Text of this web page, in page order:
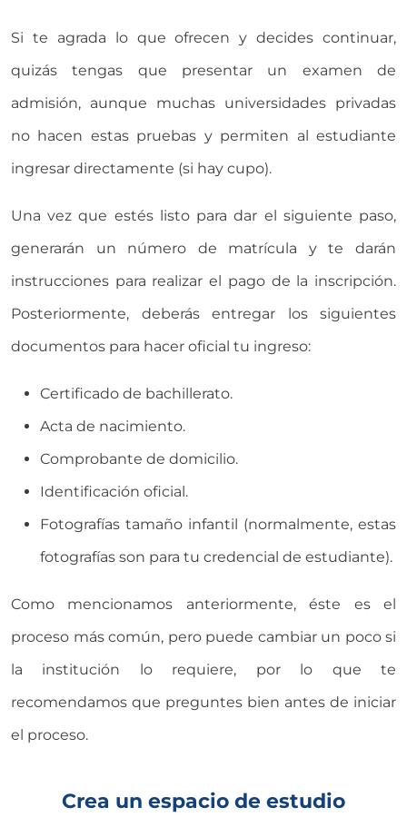
Si te agrada lo que ofrecen y decides continuar,
quizás tengas que presentar un examen de
admisión, aunque muchas universidades privadas
no hacen estas pruebas y permiten al estudiante
ingresar directamente (si hay cupo).
Una vez que estés listo para dar el siguiente paso,
generarán un número de matrícula y te darán
instrucciones para realizar el pago de la inscripción.
Posteriormente, deberás entregar los siguientes
documentos para hacer oficial tu ingreso:
Certificado de bachillerato.
Acta de nacimiento.
Comprobante de domicilio.
Identificación oficial.
Fotografías tamaño infantil (normalmente, estas
fotografías son para tu credencial de estudiante).
Como mencionamos anteriormente, éste es el
proceso más común, pero puede cambiar un poco si
la institución lo requiere, por lo que te
recomendamos que preguntes bien antes de iniciar
el proceso.
Crea un espacio de estudio